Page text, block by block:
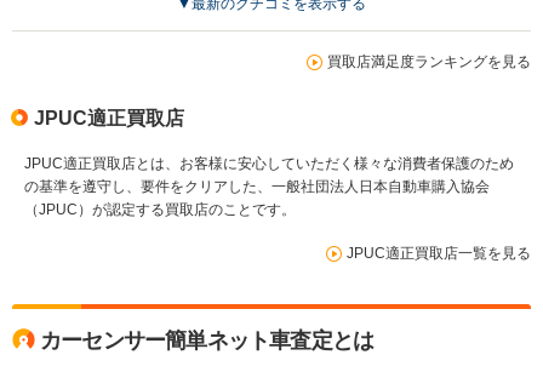
▼最新のクチコミを表示する
買取店満足度ランキングを見る
JPUC適正買取店
JPUC適正買取店とは、お客様に安心していただく様々な消費者保護のため
の基準を遵守し、要件をクリアした、一般社団法人日本自動車購入協会
（JPUC）が認定する買取店のことです。
JPUC適正買取店一覧を見る
カーセンサー簡単ネット車査定とは